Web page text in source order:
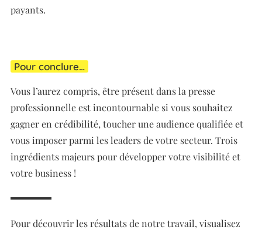
payants.
Pour conclure…
Vous l’aurez compris, être présent dans la presse
professionnelle est incontournable si vous souhaitez
gagner en crédibilité, toucher une audience qualifiée et
vous imposer parmi les leaders de votre secteur. Trois
ingrédients majeurs pour développer votre visibilité et
votre business !
Pour découvrir les résultats de notre travail, visualisez